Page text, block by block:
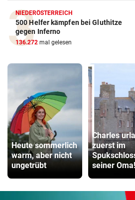
NIEDERÖSTERREICH
500 Helfer kämpfen bei Gluthitze
gegen Inferno
136.272 mal gelesen
Heute sommerlich
warm, aber nicht
ungetrübt
Charles
zuerst im
seiner Oma!